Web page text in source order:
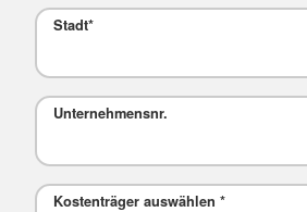
Stadt*
Mail
Unternehmensnr.
Kostenträger auswählen *